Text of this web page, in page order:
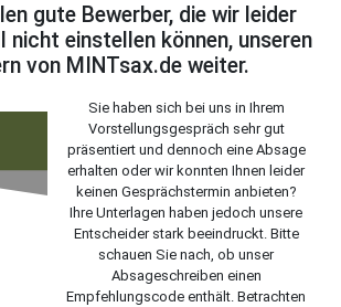
gute Bewerber, die wir leider
einstellen können, unseren
von MINTsax.de weiter.
Sie haben sich bei uns in Ihrem
Vorstellungsgespräch sehr gut
präsentiert und dennoch eine Absage
erhalten oder wir konnten Ihnen leider
keinen Gesprächstermin anbieten?
Ihre Unterlagen haben jedoch unsere
Entscheider stark beeindruckt. Bitte
schauen Sie nach, ob unser
Absageschreiben einen
Empfehlungscode enthält. Betrachten